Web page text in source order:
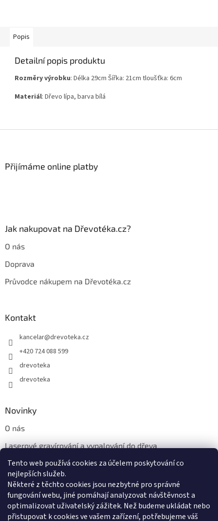
Tento web používá cookies za účelem poskytování co
nejlepších služeb.
Některé z těchto cookies jsou nezbytné pro správné
fungování webu, jiné pomáhají analyzovat návštěvnost a
optimalizovat uživatelský zážitek. Než budeme ukládat nebo
přistupovat k cookies ve vašem zařízení, potřebujeme váš
Popis
Detailní popis produktu
Rozměry výrobku: Délka 29cm Šířka: 21cm tloušťka: 6cm
Materiál: Dřevo lípa, barva bílá
Přijímáme online platby
Jak nakupovat na Dřevotéka.cz?
O nás
Doprava
Průvodce nákupem na Dřevotéka.cz
Kontakt
kancelar@drevoteka.cz
+420 724 088 599
drevoteka
drevoteka
Novinky
O nás
Laserové gravírování a vypalování do dřeva
Proč jíst z přírodních dřevěných talířů: Ekologická a Stylová
Volba